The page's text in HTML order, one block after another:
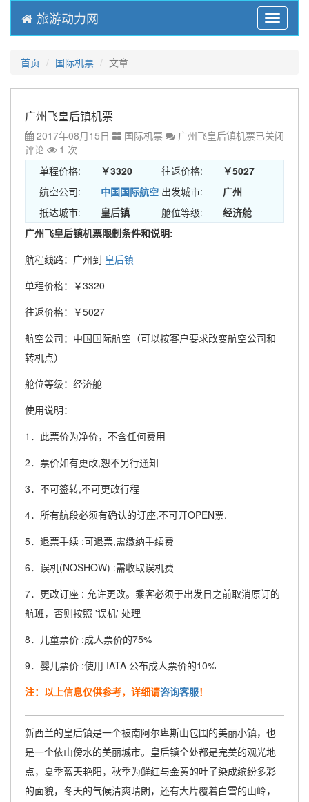
Menu
旅游动力网
首页 国际机票 文章
广州飞皇后镇机票
2017年08月15日 国际机票 广州飞皇后镇机票已关闭
评论
1 次
单程价格:
￥3320 往返价格:
￥5027
航空公司:
中国国际航空 出发城市:
广州
抵达城市:
皇后镇 舱位等级:
经济舱
广州飞皇后镇机票限制条件和说明:
航程线路：广州到 皇后镇
单程价格：￥3320
往返价格：￥5027
航空公司：中国国际航空（可以按客户要求改变航空公司和
转机点）
舱位等级：经济舱
使用说明：
1．此票价为净价，不含任何费用
2．票价如有更改,恕不另行通知
3．不可签转,不可更改行程
4．所有航段必须有确认的订座,不可开OPEN票.
5．退票手续 :可退票,需缴纳手续费
6．误机(NOSHOW) :需收取误机费
7．更改订座 : 允许更改。乘客必须于出发日之前取消原订的
航班，否则按照 '误机' 处理
8．儿童票价 :成人票价的75%
9．婴儿票价 :使用 IATA 公布成人票价的10%
注：以上信息仅供参考，详细请咨询客服！
新西兰的皇后镇是一个被南阿尔卑斯山包围的美丽小镇，也
是一个依山傍水的美丽城市。皇后镇全处都是完美的观光地
点，夏季蓝天艳阳，秋季为鲜红与金黄的叶子染成缤纷多彩
的面貌，冬天的气候清爽晴朗，还有大片覆着白雪的山岭，